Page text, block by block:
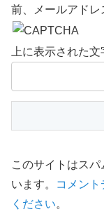
前、メールアドレ
上に表示された
このサイトはス
います。
コメン
ください。